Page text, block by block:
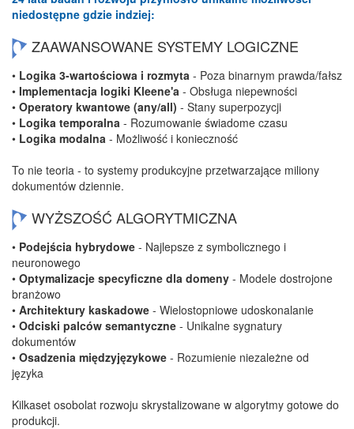
niedostępne gdzie indziej:
ZAAWANSOWANE SYSTEMY LOGICZNE
• Logika 3-wartościowa i rozmyta - Poza binarnym prawda/fałsz
• Implementacja logiki Kleene'a - Obsługa niepewności
• Operatory kwantowe (any/all) - Stany superpozycji
• Logika temporalna - Rozumowanie świadome czasu
• Logika modalna - Możliwość i konieczność
To nie teoria - to systemy produkcyjne przetwarzające miliony
dokumentów dziennie.
WYŻSZOŚĆ ALGORYTMICZNA
• Podejścia hybrydowe - Najlepsze z symbolicznego i
neuronowego
• Optymalizacje specyficzne dla domeny - Modele dostrojone
branżowo
• Architektury kaskadowe - Wielostopniowe udoskonalanie
• Odciski palców semantyczne - Unikalne sygnatury
dokumentów
• Osadzenia międzyjęzykowe - Rozumienie niezależne od
języka
Kilkaset osobolat rozwoju skrystalizowane w algorytmy gotowe do
produkcji.